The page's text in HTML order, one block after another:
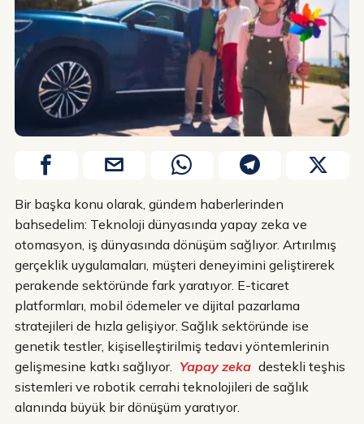
Bir başka konu olarak, gündem haberlerinden
bahsedelim: Teknoloji dünyasında yapay zeka ve
otomasyon, iş dünyasında dönüşüm sağlıyor. Artırılmış
gerçeklik uygulamaları, müşteri deneyimini geliştirerek
perakende sektöründe fark yaratıyor. E-ticaret
platformları, mobil ödemeler ve dijital pazarlama
stratejileri de hızla gelişiyor. Sağlık sektöründe ise
genetik testler, kişiselleştirilmiş tedavi yöntemlerinin
gelişmesine katkı sağlıyor. Yapay zeka destekli teşhis
sistemleri ve robotik cerrahi teknolojileri de sağlık
alanında büyük bir dönüşüm yaratıyor.